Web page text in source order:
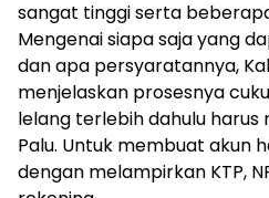
sangat tinggi serta
Mengenai siapa saja yang
dan apa persyaratannya,
menjelaskan prosesnya
lelang terlebih dahulu harus
Palu. Untuk membuat akun
dengan melampirkan KTP,